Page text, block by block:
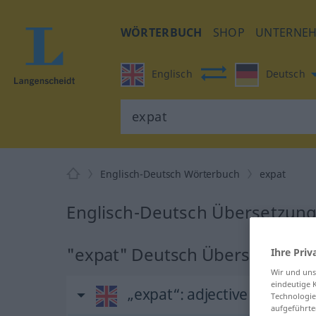
WÖRTERBUCH SHOP
Englisch Deutsch
Englisch-Deutsch Wörterbuch expat
Englisch-Deutsch
"expat" Deutsch Übersetzung
„expat“: adjective | noun
Ihre
Wir und
eindeutige